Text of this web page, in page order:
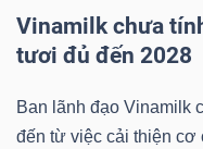
Vinamilk chưa
tươi đủ đến 2028
Ban lãnh đạo Vinamilk
đến từ việc cải thiện cơ
TIỆN